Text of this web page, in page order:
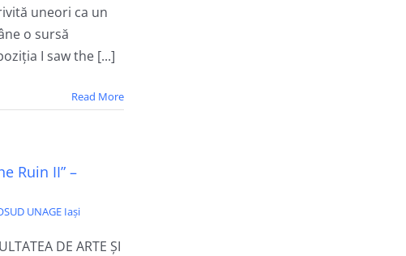
uneori ca un
o sursă
I saw the [...]
Read More
Ruin II” –
UNAGE Iași
DE ARTE ȘI